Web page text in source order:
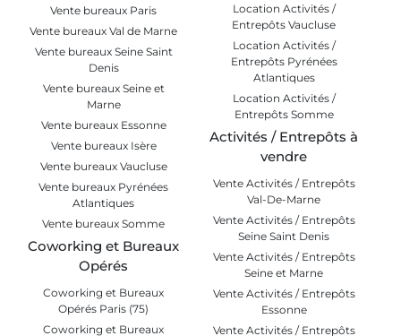
Vente bureaux Paris
Vente bureaux Val de Marne
Vente bureaux Seine Saint
Denis
Vente bureaux Seine et
Marne
Vente bureaux Essonne
Vente bureaux Isère
Vente bureaux Vaucluse
Vente bureaux Pyrénées
Atlantiques
Vente bureaux Somme
Coworking et Bureaux
Opérés
Coworking et Bureaux
Opérés Paris (75)
Coworking et Bureaux
Location Activités /
Entrepôts Vaucluse
Location Activités /
Entrepôts Pyrénées
Atlantiques
Location Activités /
Entrepôts Somme
Activités / Entrepôts à
vendre
Vente Activités / Entrepôts
Val-De-Marne
Vente Activités / Entrepôts
Seine Saint Denis
Vente Activités / Entrepôts
Seine et Marne
Vente Activités / Entrepôts
Essonne
Vente Activités / Entrepôts